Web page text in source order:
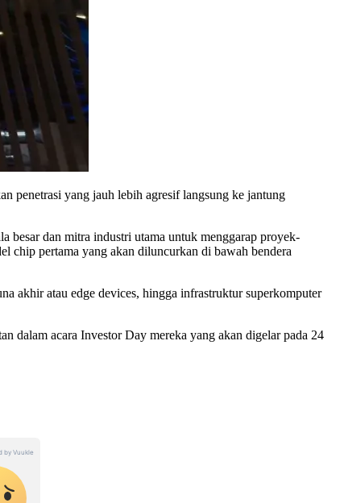
penetrasi yang jauh lebih agresif langsung ke jantung
besar dan mitra industri utama untuk menggarap proyek-
chip pertama yang akan diluncurkan di bawah bendera
akhir atau edge devices, hingga infrastruktur superkomputer
dalam acara Investor Day mereka yang akan digelar pada 24